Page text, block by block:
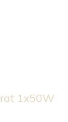
1x50W